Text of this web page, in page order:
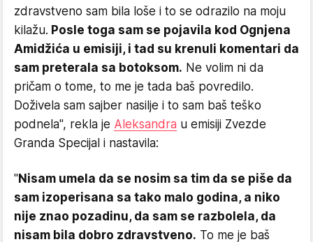
zdravstveno sam bila loše i to se odrazilo na moju
kilažu. Posle toga sam se pojavila kod Ognjena
Amidžića u emisiji, i tad su krenuli komentari da
sam preterala sa botoksom. Ne volim ni da
pričam o tome, to me je tada baš povredilo.
Doživela sam sajber nasilje i to sam baš teško
podnela", rekla je Aleksandra u emisiji Zvezde
Granda Specijal i nastavila:
"Nisam umela da se nosim sa tim da se piše da
sam izoperisana sa tako malo godina, a niko
nije znao pozadinu, da sam se razbolela, da
nisam bila dobro zdravstveno. To me je baš